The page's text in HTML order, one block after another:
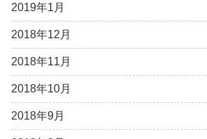
2019年1月
2018年12月
2018年11月
2018年10月
2018年9月